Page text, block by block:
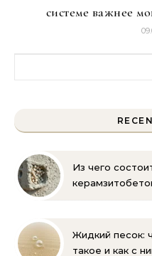
системе важнее
Из чего
Жидкий песок:
такое и как с